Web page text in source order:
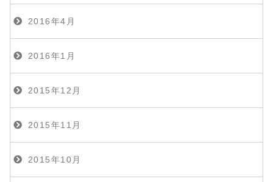
2016年4月
2016年1月
2015年12月
2015年11月
2015年10月